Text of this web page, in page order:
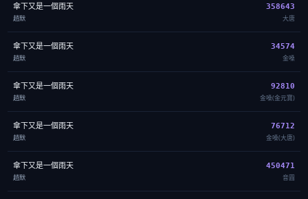
傘下又是一個雨天
趙默
358643
大唐
傘下又是一個雨天
趙默
34574
金嗓
傘下又是一個雨天
趙默
92810
金嗓(金元寶)
傘下又是一個雨天
趙默
76712
金嗓(大唐)
傘下又是一個雨天
趙默
450471
音圓